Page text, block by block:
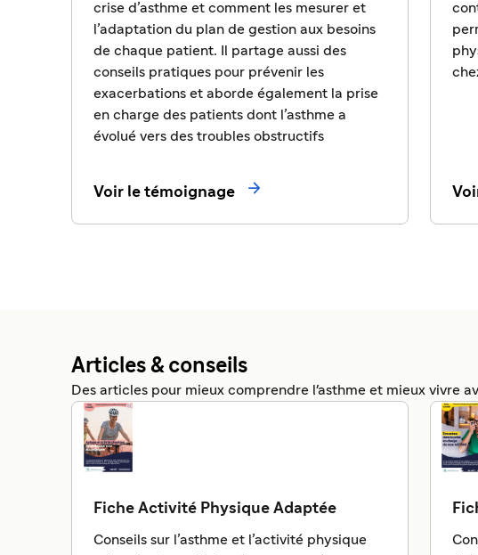
crise d’asthme et comment les mesurer et
l’adaptation du plan de gestion aux besoins
de chaque patient. Il partage aussi des
conseils pratiques pour prévenir les
exacerbations et aborde également la prise
en charge des patients dont l’asthme a
évolué vers des troubles obstructifs
Voir le témoignage 
Articles & conseils
Des articles pour mieux comprendre l'asthme et mieux vivre
Fiche Activité Physique Adaptée
Conseils sur l’asthme et l’activité physique